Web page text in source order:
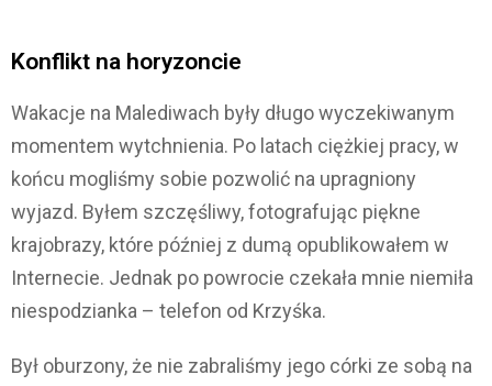
Konflikt na horyzoncie
Wakacje na Malediwach były długo wyczekiwanym
momentem wytchnienia. Po latach ciężkiej pracy, w
końcu mogliśmy sobie pozwolić na upragniony
wyjazd. Byłem szczęśliwy, fotografując piękne
krajobrazy, które później z dumą opublikowałem w
Internecie. Jednak po powrocie czekała mnie niemiła
niespodzianka – telefon od Krzyśka.
Był oburzony, że nie zabraliśmy jego córki ze sobą na